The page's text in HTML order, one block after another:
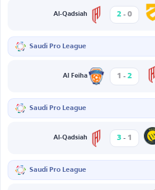
Al-Qadsiah 2 - 0
Saudi Pro League
Al Feiha 1 - 2
Saudi Pro League
Al-Qadsiah 3 - 1
Saudi Pro League